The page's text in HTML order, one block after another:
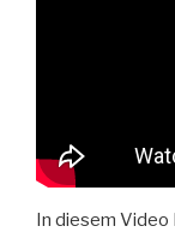
In diesem Video